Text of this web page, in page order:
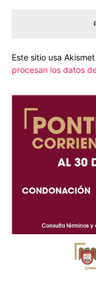
Este sitio usa
procesan los datos